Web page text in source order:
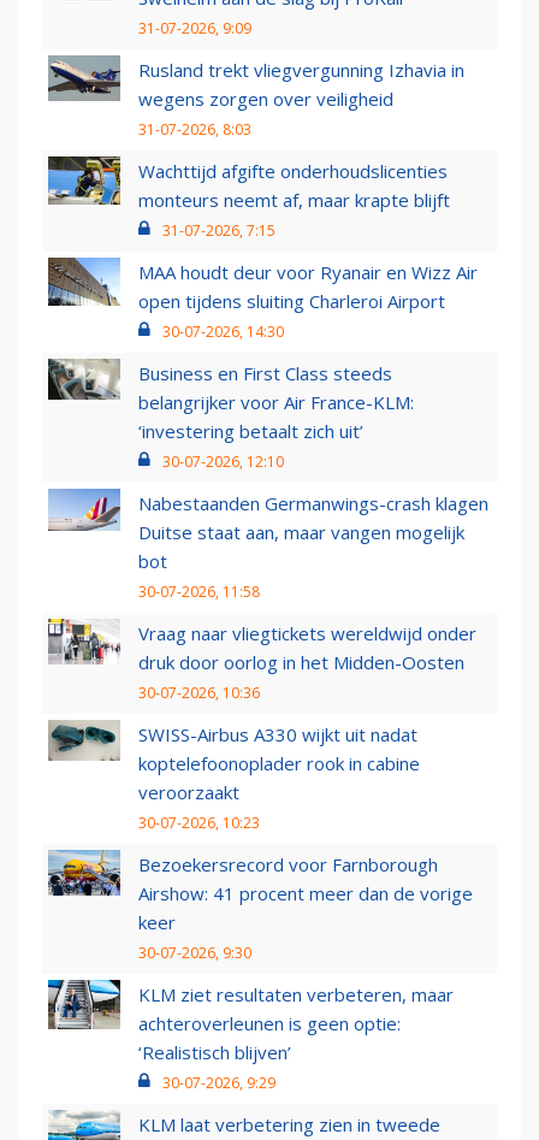
31-07-2026, 9:09
Rusland trekt vliegvergunning Izhavia in
wegens zorgen over veiligheid
31-07-2026, 8:03
Wachttijd afgifte onderhoudslicenties
monteurs neemt af, maar krapte blijft
31-07-2026, 7:15
MAA houdt deur voor Ryanair en Wizz Air
open tijdens sluiting Charleroi Airport
30-07-2026, 14:30
Business en First Class steeds
belangrijker voor Air France-KLM:
‘investering betaalt zich uit’
30-07-2026, 12:10
Nabestaanden Germanwings-crash klagen
Duitse staat aan, maar vangen mogelijk
bot
30-07-2026, 11:58
Vraag naar vliegtickets wereldwijd onder
druk door oorlog in het Midden-Oosten
30-07-2026, 10:36
SWISS-Airbus A330 wijkt uit nadat
koptelefoonoplader rook in cabine
veroorzaakt
30-07-2026, 10:23
Bezoekersrecord voor Farnborough
Airshow: 41 procent meer dan de vorige
keer
30-07-2026, 9:30
KLM ziet resultaten verbeteren, maar
achteroverleunen is geen optie:
‘Realistisch blijven’
30-07-2026, 9:29
KLM laat verbetering zien in tweede